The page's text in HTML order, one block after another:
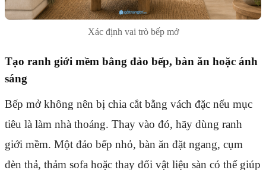
Xác định vai trò bếp mở
Tạo ranh giới mềm bằng đảo bếp, bàn ăn hoặc ánh
sáng
Bếp mở không nên bị chia cắt bằng vách đặc nếu mục
tiêu là làm nhà thoáng. Thay vào đó, hãy dùng ranh
giới mềm. Một đảo bếp nhỏ, bàn ăn đặt ngang, cụm
đèn thả, thảm sofa hoặc thay đổi vật liệu sàn có thể giúp